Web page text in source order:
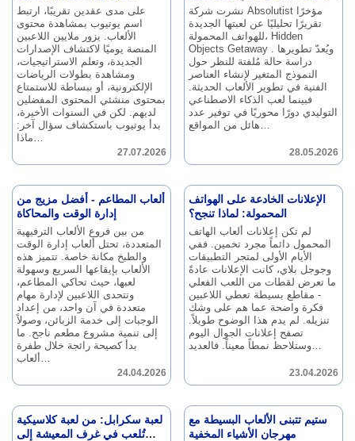
على مدى عقدين تقريبًا، ارتبط
اسم يوتيوب بمشاهدة محتوى
الألعاب. يزور ملايين اللاعبين
المنصة يوميًا لاكتشاف الإصدارات
الجديدة، وتعلم الاستراتيجيات،
ومشاهدة بطولات الرياضات
الإلكترونية، أو ببساطة للاستمتاع
بمحتوى منشئي المحتوى المفضلين
لديهم. لكن في السنوات الأخيرة،
بدأ يوتيوب باستكشاف سؤال آخر:
ماذا…
27.07.2026
"رحلة الأشياء الخفية"
نشرت شركة Absolutist مؤخرًا
تقريرًا تحليليًا عن لعبتها الجديدة
للهواتف المحمولة، Hidden
Objects Getaway . ويُعدّ تطويرها
دراسة حالة مُلفتة للنظر حول
النموذج المتغير لإنشاء العناصر
الفنية في تطوير الألعاب الحديثة.
فبينما لعب الذكاء الاصطناعي
التوليدي دورًا محوريًا في توفير عدد
هائل من المواقع…
28.05.2026
ألعاب المطاعم - أفضل مزيج من
إدارة الوقت والمحاكاة
من بين فروع الألعاب الترفيهية
المتعددة، تحتل ألعاب إدارة الوقت
والطبخ مكانة خاصة. تتميز هذه
الألعاب بإيقاعها السريع وسهولة
لعبها، حيث تحاكي المطاعم،
وتتحدى اللاعبين لإدارة مهام
متعددة في آن واحد، من إعداد
الوجبات إلى خدمة الزبائن، وصولاً
إلى تنمية مشروع مطعم ناجح. ما
بدأ كصيحة رائجة خلال طفرة
ألعاب…
24.04.2026
الإعلانات الخادعة على الهواتف
المحمولة: لماذا تنجح؟
لم تكن إعلانات ألعاب الهاتف
المحمول دائماً مجرد تخمين. ففي
الأيام الأولى لمتجر التطبيقات
وجوجل بلاي، كانت الإعلانات عادةً
ما تعرض لقطات من اللعب الفعلي
- مقاطع بسيطة تعطي اللاعبين
فكرة واضحة عما هم على وشك
تنزيله. لم يدم هذا الوضوح طويلاً.
تصفح إعلانات الجوال اليوم
وستلاحظ نمطاً معيناً.فالعديد…
23.04.2026
لعبة سكرابل: من لعبة كلاسيكية
تُلعب في غرف المعيشة إلى
ستيم تتبنى الألعاب البسيطة مع
مهرجان الأشياء المخفية